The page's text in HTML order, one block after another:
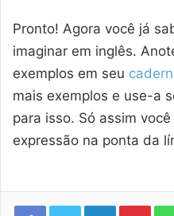
Pronto! Agora você já
imaginar em inglês.
exemplos em seu
mais exemplos e use-a
para isso. Só assim
expressão na ponta da
Linkedin